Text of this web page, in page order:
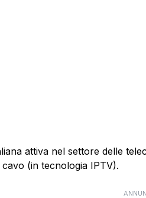
attiva nel settore delle
(in tecnologia IPTV).